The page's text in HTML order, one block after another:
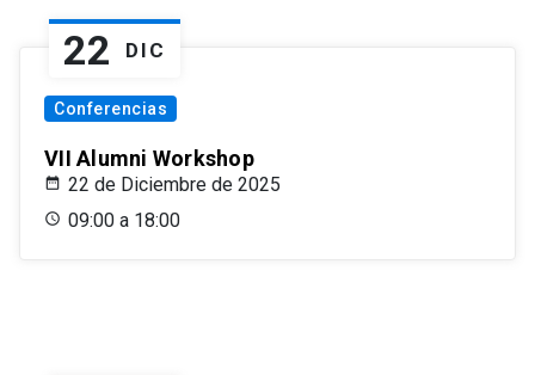
22 DIC
Conferencias
VII Alumni Workshop
22 de Diciembre de 2025
09:00 a 18:00